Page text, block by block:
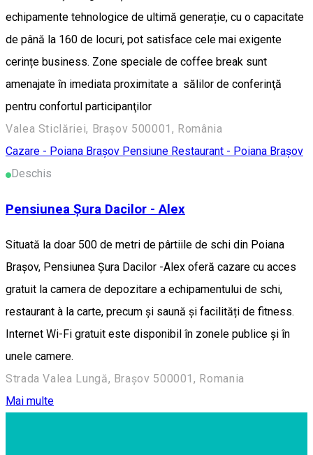
echipamente tehnologice de ultimă generație, cu o capacitate
de până la 160 de locuri, pot satisface cele mai exigente
cerințe business. Zone speciale de coffee break sunt
amenajate în imediata proximitate a sălilor de conferinţă
pentru confortul participanţilor
Valea Sticlăriei, Brașov 500001, România
Cazare - Poiana Brașov Pensiune Restaurant - Poiana Brașov
Deschis
Pensiunea Șura Dacilor - Alex
Situată la doar 500 de metri de pârtiile de schi din Poiana
Brașov, Pensiunea Șura Dacilor -Alex oferă cazare cu acces
gratuit la camera de depozitare a echipamentului de schi,
restaurant à la carte, precum și saună și facilități de fitness.
Internet Wi-Fi gratuit este disponibil în zonele publice și în
unele camere.
Strada Valea Lungă, Brașov 500001, Romania
Mai multe